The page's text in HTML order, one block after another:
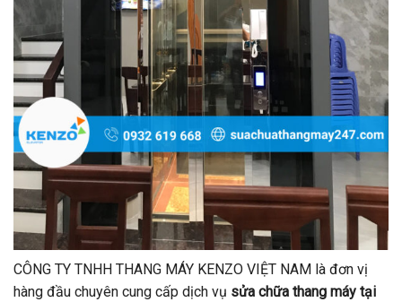
CÔNG TY TNHH THANG MÁY KENZO VIỆT NAM là đơn vị
hàng đầu chuyên cung cấp dịch vụ sửa chữa thang máy tại